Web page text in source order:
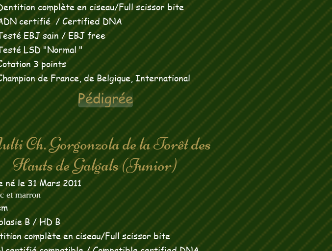
complète en ciseau/Full scissor bite
certifié /Certified DNA
EBJ sain / EBJ free
LSD "Normal "
3 points
de France, de Belgique, International
Pédigrée
Ch. Gorgonzola de la Forêt des
de Galgals (Junior)
né le 31 Mars 2011
et marron
B / HD B
complète en ciseau/Full scissor bite